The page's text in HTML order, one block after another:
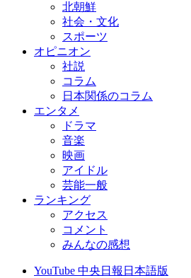
北朝鮮
社会・文化
スポーツ
オピニオン
社説
コラム
日本関係のコラム
エンタメ
ドラマ
音楽
映画
アイドル
芸能一般
ランキング
アクセス
コメント
みんなの感想
YouTube 中央日報日本語版